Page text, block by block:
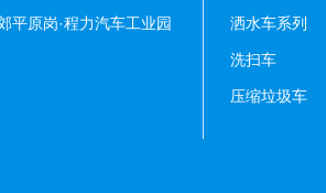
平原岗·程力汽车工业园 洒水车系列
洗扫车
压缩垃圾车